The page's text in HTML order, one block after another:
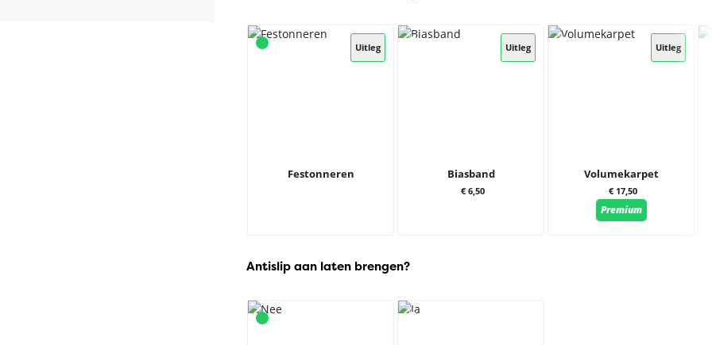
Uitleg
Festonneren
Uitleg
Biasband
€ 6,50
Uitleg
Volumekarpet
€ 17,50
Premium
Antislip aan laten brengen?